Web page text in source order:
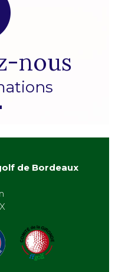
nous
de Bordeaux